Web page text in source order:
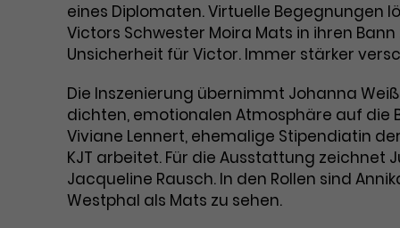
eines Diplomaten. Virtuelle Begegnungen
Victors Schwester Moira Mats in ihren
Unsicherheit für Victor. Immer stärker
Die Inszenierung übernimmt Johanna
dichten, emotionalen Atmosphäre auf die
Viviane Lennert, ehemalige Stipendiatin
KJT arbeitet. Für die Ausstattung
Jacqueline Rausch. In den Rollen sind
Westphal als Mats zu sehen.